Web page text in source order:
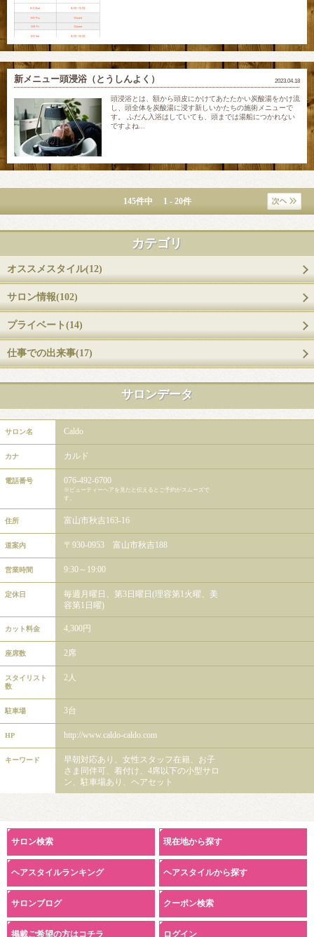
2023.04.18
新メニュー頭浸浴（とうしんよく）
頭浸浴とは、額から頭皮にかけてあたたかい炭酸湯をかけ流
し、頭全体を炭酸湯に浸す新しいかたちの施術メニューで
す。 ふだん入浴はしていても、頭までは湯船につかれない
ですよね...
145件中 1 - 20件
カテゴリ
オススメスタイル(12)
サロン情報(102)
プライベート(14)
仕事での出来事(17)
サロンデータ
サロン名 Caldo
カナ カルド
電話番号 076-492-6700
※ビューティーヘアを見たと伝えるとご予約がスムーズで
す。
住所 富山市秋吉163-16
道案内 〒930-0953 富山市秋吉188
営業時間 9:30～19:00
定休日
毎週月曜日、第3日曜日(理容第1火曜、美
容第1日曜)
カット料金 4,300円
座席数 2席
スタイリスト
数
2人
駐車場 3台
HP http://www.caldo-caldo.com
キーワード
早朝対応あり、女性スタッフ在籍、お子
さま同伴可、着付け、4席以下の小型サロ
ン、駐車場あり、ヘアセット
サロン検索 現在地から探す
ヘアスタイルランキング ヘアスタイルから探す
サロンブログ クーポン検索
掲載ご希望の方はコチラ ログイン